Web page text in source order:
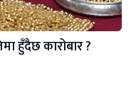
हुँदैछ कारोबार ?